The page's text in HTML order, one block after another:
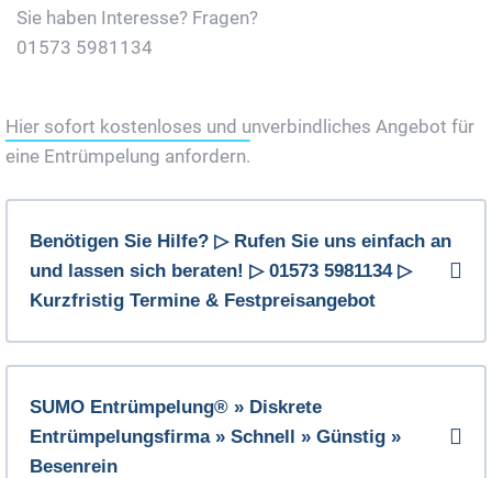
Sie haben Interesse? Fragen?
01573 5981134
Hier sofort kostenloses und unverbindliches Angebot für
eine Entrümpelung anfordern.
Benötigen Sie Hilfe? ▷ Rufen Sie uns einfach an
und lassen sich beraten! ▷ 01573 5981134 ▷
Kurzfristig Termine & Festpreisangebot
SUMO Entrümpelung® » Diskrete
Entrümpelungsfirma » Schnell » Günstig »
Besenrein